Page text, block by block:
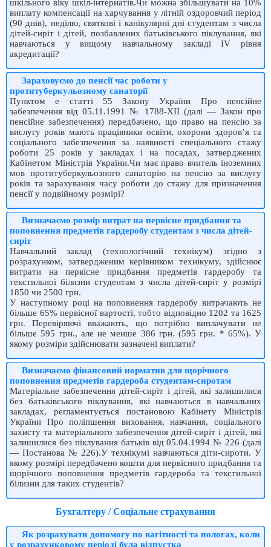
шкільного віку шкіл-інтернатів.Чи можна збільшувати на 10%
виплату компенсації на харчування у літній оздоровчий період
(90 днів), неділю, святкові і канікулярні дні студентам з числа
дітей-сиріт і дітей, позбавлених батьківського піклування, які
навчаються у вищому навчальному закладі ІV рівня
акредитації?
Зараховуємо до пенсії час роботи у
протитуберкульозному санаторії
Пунктом е статті 55 Закону України Про пенсійне
забезпечення від 05.11.1991 № 1788-XII (далі — Закон про
пенсійне забезпечення) передбачено, що право на пенсію за
вислугу років мають працівники освіти, охорони здоров’я та
соціального забезпечення за наявності спеціального стажу
роботи 25 років у закладах і на посадах, затверджених
Кабінетом Міністрів України.Чи має право вчитель іноземних
мов протитуберкульозного санаторію на пенсію за вислугу
років та зарахування часу роботи до стажу для призначення
пенсії у подвійному розмірі?
Визначаємо розмір витрат на первісне придбання та
поповнення предметів гардеробу студентам з числа дітей-
сиріт
Навчальний заклад (технологічний технікум) згідно з
розрахунком, зат­вердженим керівником технікуму, здійснює
витрати на первісне придбання предметів гардеробу та
текстильної білизни студентам з числа дітей-сиріт у розмірі
1850 чи 2500 грн.
У наступному році на поповнення гардеробу витрачають не
більше 65% первісної вартості, тобто відповідно 1202 та 1625
грн. Перевіряючі вважають, що потрібно виплачувати не
більше 595 грн., але не менше 386 грн. (595 грн. * 65%). У
якому розміри здійснювати зазначені виплати?
Визначаємо фінансовий норматив для щорічного
поповнення предметів гардероба студентам-сиротам
Матеріальне забезпечення дітей-сиріт і дітей, які залишилися
без батьківського піклування, які навчаються в навчальних
закладах, регламентується постановою Кабінету Міністрів
України Про поліпшення виховання, навчання, соціального
захисту та матеріального забезпечення дітей-сиріт і дітей, які
залишилися без піклування батьків від 05.04.1994 № 226 (далі
— Постанова № 226).У технікумі навчаються діти-сироти. У
якому розмірі передбачено кошти для первісного придбання та
щорічного поповнення предметів гардероба та текстильної
білизни для таких студентів?
Бухгалтеру / Соціальне страхування
Як розрахувати допомогу по вагітності та пологах, коли
у розрахунковому періоді була відпустка